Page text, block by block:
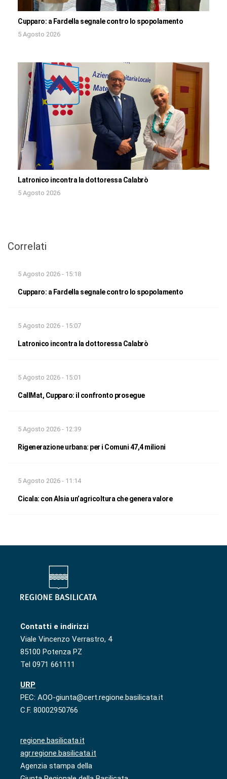
Cupparo: a Fardella segnale contro lo spopolamento
5 Agosto 2026
Latronico incontra la dottoressa Calabrò
5 Agosto 2026
Correlati
5 Agosto 2026 - 15:18
Cupparo: a Fardella segnale contro lo spopolamento
5 Agosto 2026 - 15:07
Latronico incontra la dottoressa Calabrò
5 Agosto 2026 - 15:01
CallMat, Cupparo: il confronto prosegue
5 Agosto 2026 - 12:39
Rigenerazione urbana: per i Comuni 47,4 milioni
5 Agosto 2026 - 11:14
Cicala: con Alsia un’agricoltura che genera valore
Contatti e indirizzi
Viale Vincenzo Verrastro, 4
85100 Potenza PZ
Tel 0971 661111
URP
PEC: AOO-giunta@cert.regione.basilicata.it
C.F. 80002950766
regione.basilicata.it
agr.regione.basilicata.it
Agenzia stampa della